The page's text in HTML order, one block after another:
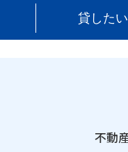
貸したい
不動